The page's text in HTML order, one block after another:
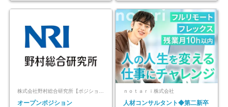
オープンポジション
ｎｏｔａｒｉ株式会社
人材コンサルタント◆第二新卒